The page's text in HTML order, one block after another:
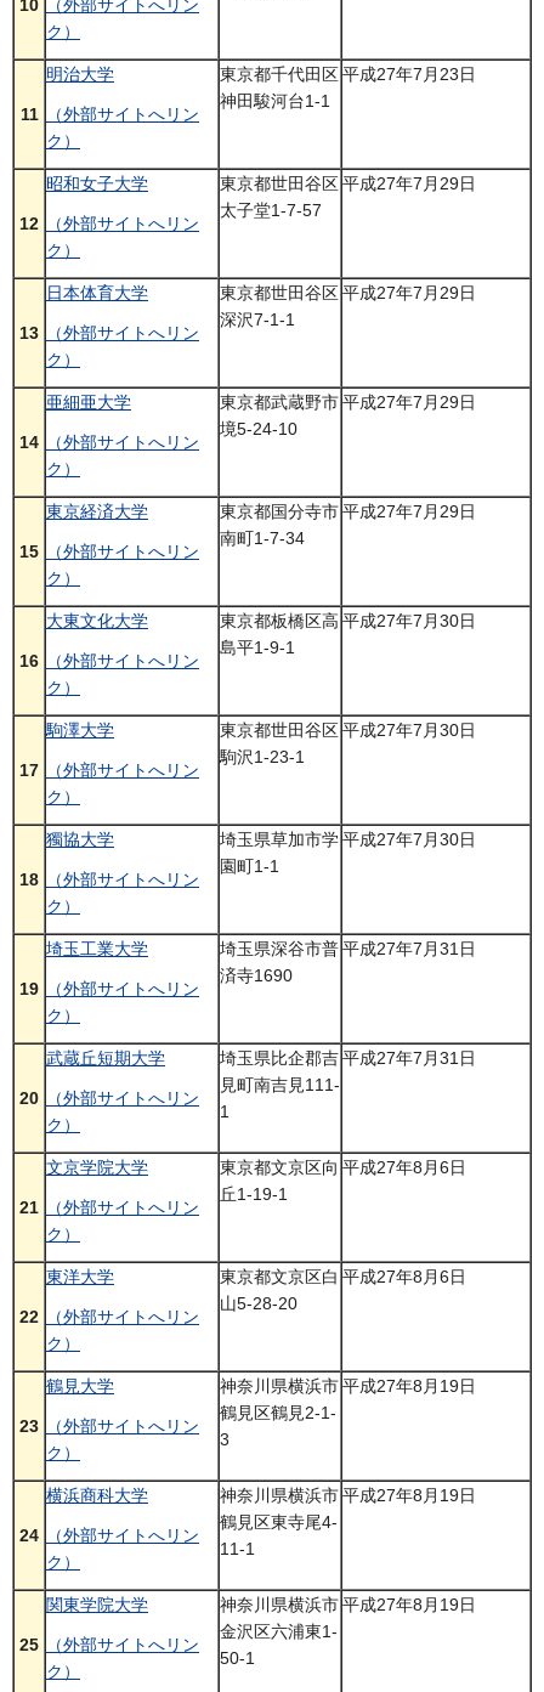
10
（外部サイトへリン
ク）
11
明治大学
（外部サイトへリン
ク）
東京都千代田区
神田駿河台1-1
平成27年7月23日
12
昭和女子大学
（外部サイトへリン
ク）
東京都世田谷区
太子堂1-7-57
平成27年7月29日
13
日本体育大学
（外部サイトへリン
ク）
東京都世田谷区
深沢7-1-1
平成27年7月29日
14
亜細亜大学
（外部サイトへリン
ク）
東京都武蔵野市
境5-24-10
平成27年7月29日
15
東京経済大学
（外部サイトへリン
ク）
東京都国分寺市
南町1-7-34
平成27年7月29日
16
大東文化大学
（外部サイトへリン
ク）
東京都板橋区高
島平1-9-1
平成27年7月30日
17
駒澤大学
（外部サイトへリン
ク）
東京都世田谷区
駒沢1-23-1
平成27年7月30日
18
獨協大学
（外部サイトへリン
ク）
埼玉県草加市学
園町1-1
平成27年7月30日
19
埼玉工業大学
（外部サイトへリン
ク）
埼玉県深谷市普
済寺1690
平成27年7月31日
20
武蔵丘短期大学
（外部サイトへリン
ク）
埼玉県比企郡吉
見町南吉見111-
1
平成27年7月31日
21
文京学院大学
（外部サイトへリン
ク）
東京都文京区向
丘1-19-1
平成27年8月6日
22
東洋大学
（外部サイトへリン
ク）
東京都文京区白
山5-28-20
平成27年8月6日
23
鶴見大学
（外部サイトへリン
ク）
神奈川県横浜市
鶴見区鶴見2-1-
3
平成27年8月19日
24
横浜商科大学
（外部サイトへリン
ク）
神奈川県横浜市
鶴見区東寺尾4-
11-1
平成27年8月19日
25
関東学院大学
（外部サイトへリン
ク）
神奈川県横浜市
金沢区六浦東1-
50-1
平成27年8月19日